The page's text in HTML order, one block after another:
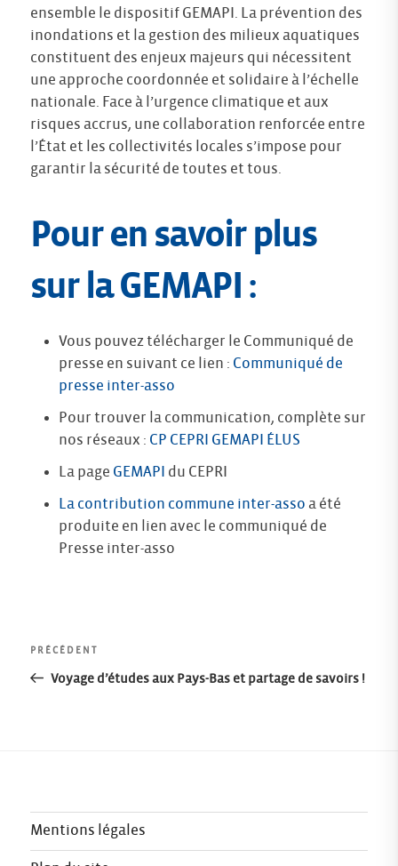
ensemble le dispositif GEMAPI. La prévention des
inondations et la gestion des milieux aquatiques
constituent des enjeux majeurs qui nécessitent
une approche coordonnée et solidaire à l’échelle
nationale. Face à l’urgence climatique et aux
risques accrus, une collaboration renforcée entre
l’État et les collectivités locales s’impose pour
garantir la sécurité de toutes et tous.
Pour en savoir plus
sur la GEMAPI :
Vous pouvez télécharger le Communiqué de
presse en suivant ce lien : Communiqué de
presse inter-asso
Pour trouver la communication, complète sur
nos réseaux : CP CEPRI GEMAPI ÉLUS
La page GEMAPI du CEPRI
La contribution commune inter-asso a été
produite en lien avec le communiqué de
Presse inter-asso
Navigation
Article
précédent
PRÉCÉDENT
Voyage d’études aux Pays-Bas et partage de savoirs !
Mentions légales